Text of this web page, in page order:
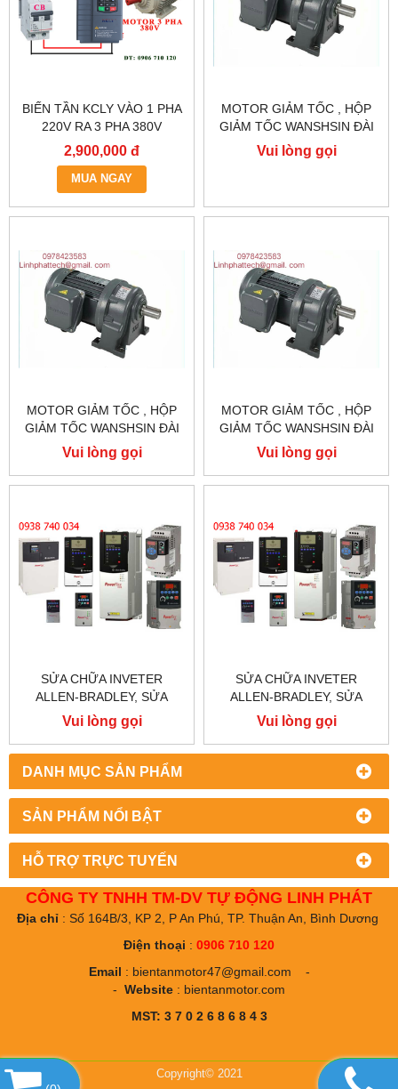
DANH MỤC SẢN PHẨM
SẢN PHẨM NỔI BẬT
HỖ TRỢ TRỰC TUYẾN
BIẾN TẦN KCLY VÀO 1 PHA
220V RA 3 PHA 380V
0.75KW, BIẾN TẦN KCLY
KOC600-R75GT3-B
2,900,000 đ
MUA NGAY
MOTOR GIẢM TỐC , HỘP
GIẢM TỐC WANSHSIN ĐÀI
LOAN GH40-2200-3S /
2.2KW 2200W 3HP
Vui lòng gọi
MOTOR GIẢM TỐC , HỘP
GIẢM TỐC WANSHSIN ĐÀI
LOAN 1.5KW 1500W 2HP AC
BA PHA 220 V / 380V
Vui lòng gọi
MOTOR GIẢM TỐC , HỘP
GIẢM TỐC WANSHSIN ĐÀI
LOAN 1.5KW 1500W 2HP AC
BA PHA 220 V / 380V
Vui lòng gọi
SỬA CHỮA INVETER
ALLEN-BRADLEY, SỬA
CHỮA ALLEN-BRADLEY
POWER FLEX 755
Vui lòng gọi
SỬA CHỮA INVETER
ALLEN-BRADLEY, SỬA
CHỮA ALLEN-BRADLEY
POWER FLEX 753
Vui lòng gọi
CÔNG TY TNHH TM-DV TỰ ĐỘNG LINH PHÁT
Địa chỉ: Số 164B/3, KP 2, P An Phú, TP. Thuận An, Bình Dương
Điện thoại : 0906 710 120
Email : bientanmotor47@gmail.com -
- Website : bientanmotor.com
MST: 3 7 0 2 6 8 6 8 4 3
Copyright© 2021